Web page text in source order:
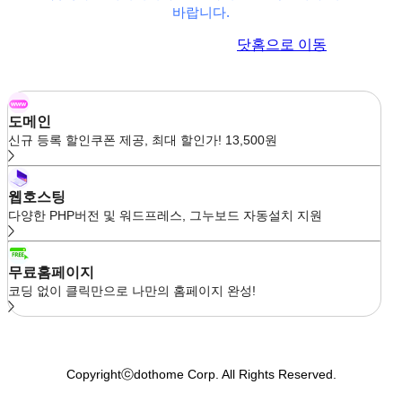
바랍니다.
닷홈으로 이동
도메인
신규 등록 할인쿠폰 제공, 최대 할인가! 13,500원
웹호스팅
다양한 PHP버전 및 워드프레스, 그누보드 자동설치 지원
무료홈페이지
코딩 없이 클릭만으로 나만의 홈페이지 완성!
Copyrightⓒdothome Corp. All Rights Reserved.